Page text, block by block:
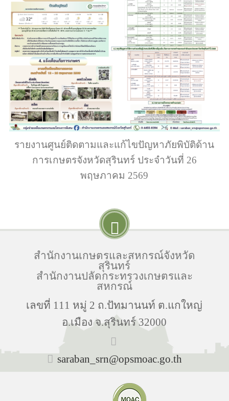
รายงานศูนย์ติดตามและแก้ไขปัญหาภัยพิบัติด้าน
การเกษตรจังหวัดสุรินทร์ ประจำวันที่ 26
พฤษภาคม 2569
สำนักงานเกษตรและสหกรณ์จังหวัด
สุรินทร์
สำนักงานปลัดกระทรวงเกษตรและ
สหกรณ์
เลขที่ 111 หมู่ 2 ถ.ปัทมานนท์ ต.แกใหญ่
อ.เมือง จ.สุรินทร์ 32000
saraban_srn@opsmoac.go.th